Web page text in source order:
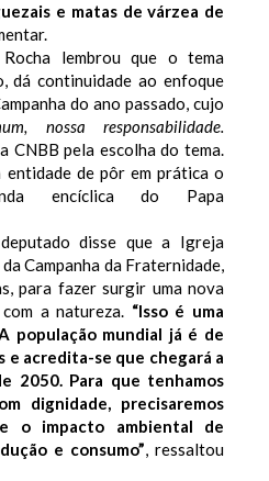
e matas de várzea de
Rocha lembrou que o tema
dá continuidade ao enfoque
do ano passado, cujo
nossa responsabilidade.
CNBB pela escolha do tema.
de pôr em prática o
encíclica do Papa
disse que a Igreja
Campanha da Fraternidade,
para fazer surgir uma nova
a natureza. “Isso é uma
população mundial já é de
e acredita-se que chegará a
2050. Para que tenhamos
dignidade, precisaremos
o impacto ambiental de
e consumo”, ressaltou